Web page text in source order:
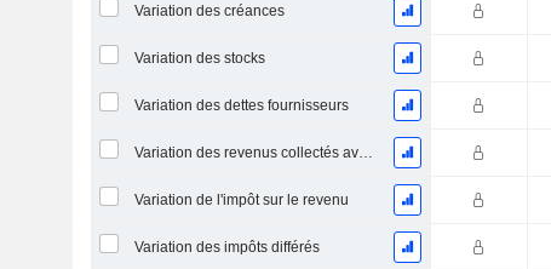
Variation des créances
Variation des stocks
Variation des dettes fournisseurs
Variation des revenus collectés avant livraison
Variation de l'impôt sur le revenu
Variation des impôts différés